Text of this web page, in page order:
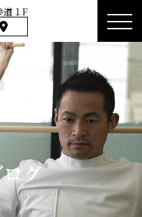
道１F
グ